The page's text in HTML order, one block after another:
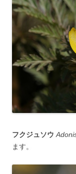
フクジュソウ
ます。